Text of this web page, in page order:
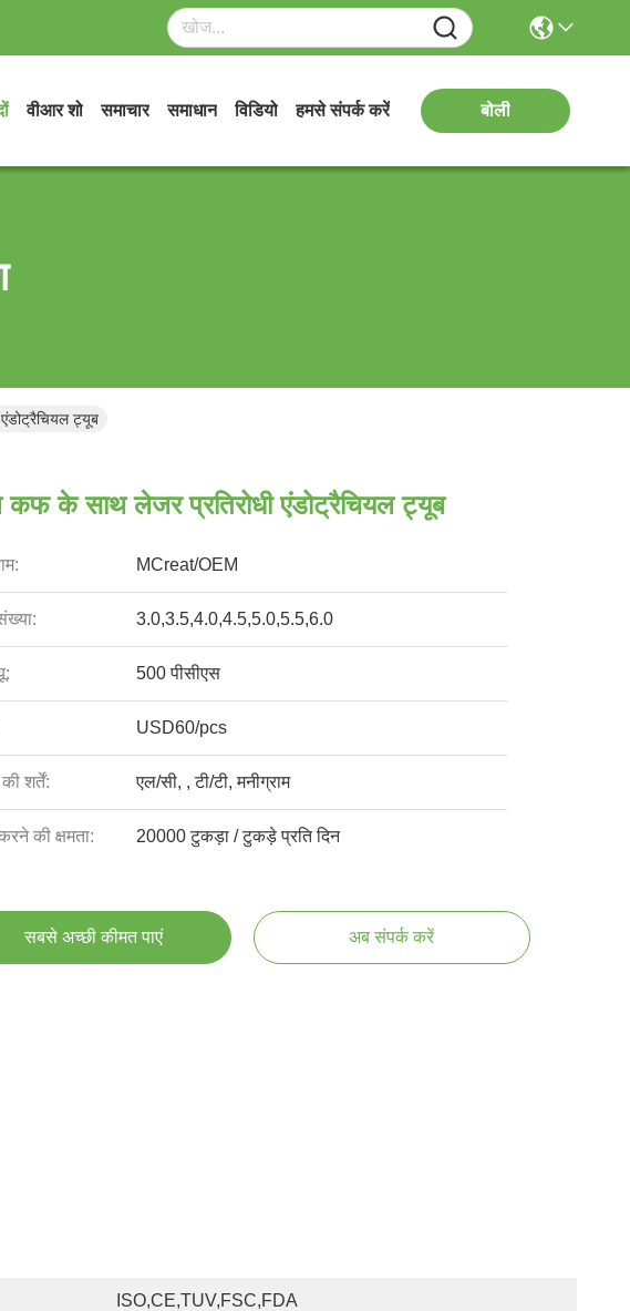
वीआर शो समाचार समाधान विडियो हमसे संपर्क करें बोली
ट्यूब
के साथ लेजर प्रतिरोधी एंडोट्रैचियल ट्यूब
MCreat/OEM
3.0,3.5,4.0,4.5,5.0,5.5,6.0
500 पीसीएस
USD60/pcs
शर्तें: एल/सी, , टी/टी, मनीग्राम
की क्षमता: 20000 टुकड़ा / टुकड़े प्रति दिन
सबसे अच्छी कीमत पाएं अब संपर्क करें
ISO,CE,TUV,FSC,FDA